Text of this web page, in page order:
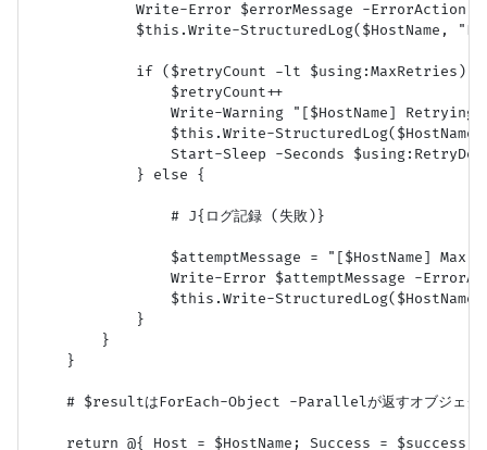
Write-Error $errorMessage -ErrorAction
$this.Write-StructuredLog($HostName,
            if ($retryCount -lt $using:MaxRetries) {
                $retryCount++
Write-Warning "[$HostName]
$this.Write-
Start-Sleep -Seconds
            } else {
                # J{ログ記録 (失敗)}
$attemptMessage = "[$HostName] Max
Write-Error $attemptMessage -
$this.Write-
            }
        }
    }
# $resultはForEach-Object -Parallelが返すオブジェク
    return @{ Host = $HostName; Success = $success }